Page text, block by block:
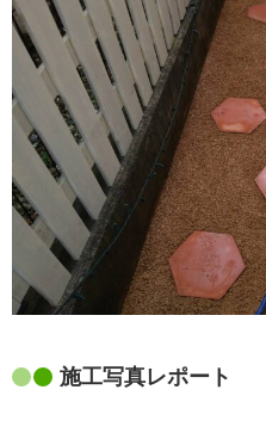
施工写真レポート